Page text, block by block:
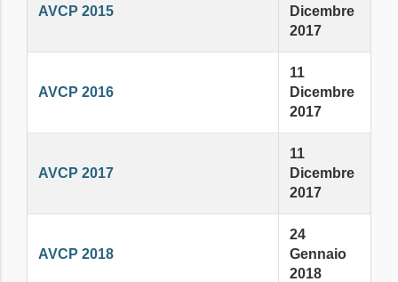
AVCP 2015
Dicembre
2017
AVCP 2016
11
Dicembre
2017
AVCP 2017
11
Dicembre
2017
AVCP 2018
24
Gennaio
2018